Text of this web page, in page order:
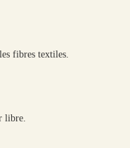
fibres textiles.
libre.